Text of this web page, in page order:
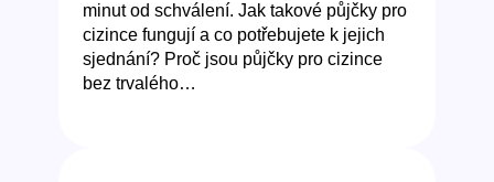
minut od schválení. Jak takové půjčky pro
cizince fungují a co potřebujete k jejich
sjednání? Proč jsou půjčky pro cizince
bez trvalého…